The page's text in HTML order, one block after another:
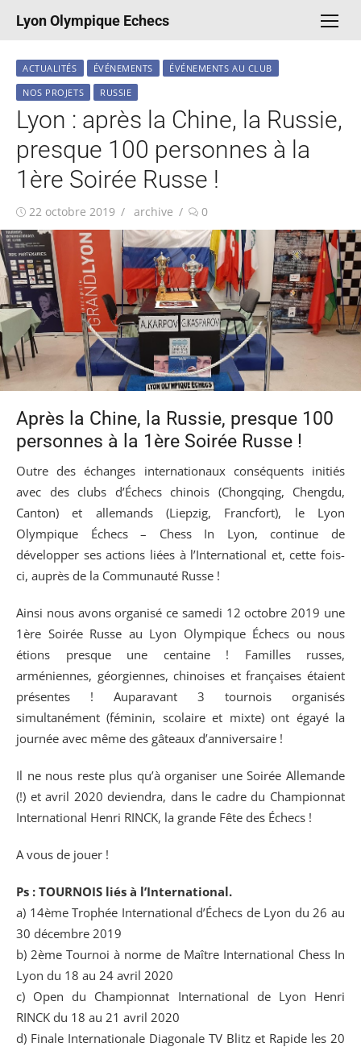
Lyon Olympique Echecs
ACTUALITÉS ÉVÉNEMENTS
ÉVÉNEMENTS AU CLUB
NOS PROJETS
RUSSIE
Lyon : après la Chine, la Russie,
presque 100 personnes à la
1ère Soirée Russe !
Publié
le
22 octobre 2019 Auteur/autrice
archive 0
Après la Chine, la Russie, presque 100
personnes à la 1ère Soirée Russe !
Outre des échanges internationaux conséquents initiés
avec des clubs d’Échecs chinois (Chongqing, Chengdu,
Canton) et allemands (Liepzig, Francfort), le Lyon
Olympique Échecs – Chess In Lyon, continue de
développer ses actions liées à l’International et, cette fois-
ci, auprès de la Communauté Russe !
Ainsi nous avons organisé ce samedi 12 octobre 2019 une
1ère Soirée Russe au Lyon Olympique Échecs ou nous
étions presque une centaine ! Familles russes,
arméniennes, géorgiennes, chinoises et françaises étaient
présentes ! Auparavant 3 tournois organisés
simultanément (féminin, scolaire et mixte) ont égayé la
journée avec même des gâteaux d’anniversaire !
Il ne nous reste plus qu’à organiser une Soirée Allemande
(!) et avril 2020 deviendra, dans le cadre du Championnat
International Henri RINCK, la grande Fête des Échecs !
A vous de jouer !
Ps : TOURNOIS liés à l’International.
a) 14ème Trophée International d’Échecs de Lyon du 26 au
30 décembre 2019
b) 2ème Tournoi à norme de Maître International Chess In
Lyon du 18 au 24 avril 2020
c) Open du Championnat International de Lyon Henri
RINCK du 18 au 21 avril 2020
d) Finale Internationale Diagonale TV Blitz et Rapide les 20